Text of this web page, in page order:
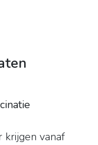
krijgen vanaf